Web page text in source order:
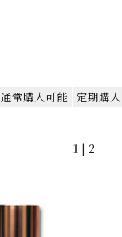
通常購入可能 定期購
1| 2